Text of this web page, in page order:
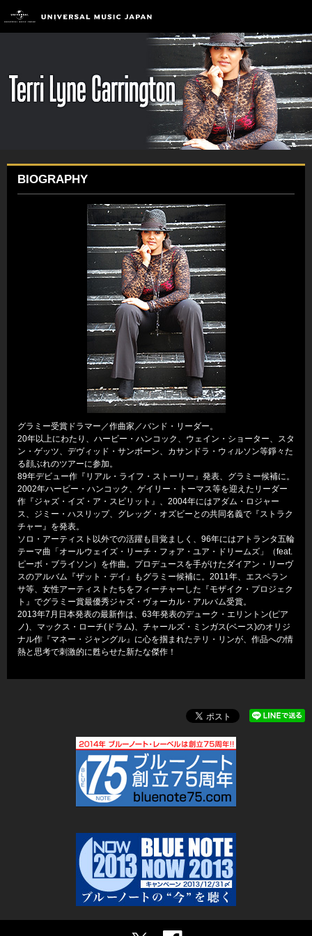
BIOGRAPHY
グラミー受賞ドラマー／作曲家／バンド・リーダー。
20年以上にわたり、ハービー・ハンコック、ウェイン・ショーター、スタ
ン・ゲッツ、デヴィッド・サンボーン、カサンドラ・ウィルソン等錚々た
る顔ぶれのツアーに参加。
89年デビュー作『リアル・ライフ・ストーリー』発表、グラミー候補に。
2002年ハービー・ハンコック、ゲイリー・トーマス等を迎えたリーダー
作『ジャズ・イズ・ア・スピリット』、2004年にはアダム・ロジャー
ス、ジミー・ハスリップ、グレッグ・オズビーとの共同名義で『ストラク
チャー』を発表。
ソロ・アーティスト以外での活躍も目覚ましく、96年にはアトランタ五輪
テーマ曲「オールウェイズ・リーチ・フォア・ユア・ドリームズ」（feat.
ピーボ・ブライソン）を作曲。プロデュースを手がけたダイアン・リーヴ
スのアルバム『ザット・デイ』もグラミー候補に。2011年、エスペラン
サ等、女性アーティストたちをフィーチャーした『モザイク・プロジェク
ト』でグラミー賞最優秀ジャズ・ヴォーカル・アルバム受賞。
2013年7月日本発表の最新作は、63年発表のデューク・エリントン(ピア
ノ)、マックス・ローチ(ドラム)、チャールズ・ミンガス(ベース)のオリジ
ナル作『マネー・ジャングル』に心を掴まれたテリ・リンが、作品への情
熱と思考で刺激的に甦らせた新たな傑作！